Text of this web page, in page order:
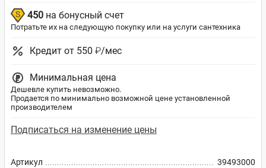
Артикул
39493000
450 на бонусный счет
Потратьте их на следующую покупку или на услуги сантехника
Кредит от 550 ₽/мес
Минимальная цена
Дешевле купить невозможно.
Продается по минимально возможной цене установленной
производителем
Подписаться на изменение цены